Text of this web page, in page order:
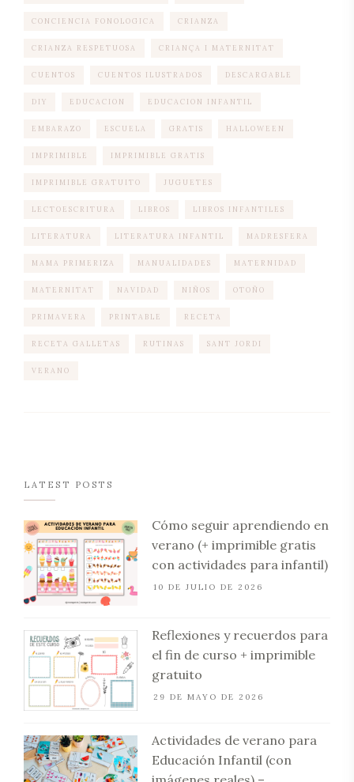
CONCIENCIA FONOLOGICA CRIANZA
CRIANZA RESPETUOSA CRIANÇA I MATERNITAT
CUENTOS CUENTOS ILUSTRADOS DESCARGABLE
DIY EDUCACION EDUCACION INFANTIL
EMBARAZO ESCUELA GRATIS HALLOWEEN
IMPRIMIBLE IMPRIMIBLE GRATIS
IMPRIMIBLE GRATUITO JUGUETES
LECTOESCRITURA LIBROS LIBROS INFANTILES
LITERATURA LITERATURA INFANTIL MADRESFERA
MAMA PRIMERIZA MANUALIDADES MATERNIDAD
MATERNITAT NAVIDAD NIÑOS OTOÑO
PRIMAVERA PRINTABLE RECETA
RECETA GALLETAS RUTINAS SANT JORDI
VERANO
LATEST POSTS
Cómo seguir aprendiendo en
verano (+ imprimible gratis
con actividades para infantil)
10 DE JULIO DE 2026
Reflexiones y recuerdos para
el fin de curso + imprimible
gratuito
29 DE MAYO DE 2026
Actividades de verano para
Educación Infantil (con